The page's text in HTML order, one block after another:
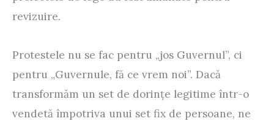
revizuire.
Protestele nu se fac pentru „jos Guvernul”, ci
pentru „Guvernule, fă ce vrem noi”. Dacă
transformăm un set de dorințe legitime într-o
vendetă împotriva unui set fix de persoane, ne